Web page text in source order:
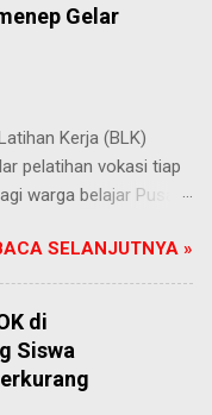
Gelar
Kerja (BLK)
pelatihan vokasi tiap
warga belajar Pusat
(2/8/2026).
berbagai pilihan
pembuatan roti dan kue
bebas dipilih
minat masing-
ini disambut hangat
SELANJUTNYA »
di
Siswa